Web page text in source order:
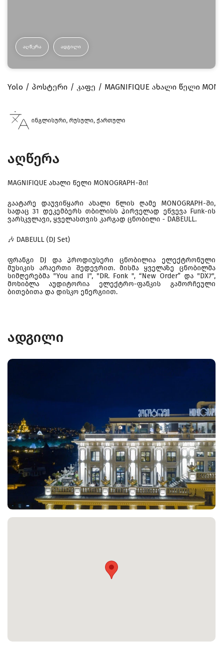
ᲐᲦᲬᲔᲠᲐ ᲐᲓᲒᲘᲚᲘ
Yolo პოსტერი კაფე MAGNIFIQUE ახალი წელი
ინგლისური, რუსული, ქართული
აღწერა
MAGNIFIQUE ახალი წელი MONOGRAPH-ში!
გაატარე დაუვიწყარი ახალი წლის ღამე MONOGRAPH-ში,
სადაც 31 დეკემბერს თბილისს პირველად ეწვევა Funk-ის
ვარსკვლავი, ყველასთვის კარგად ცნობილი - DABEULL.
🎶 DABEULL (DJ Set)
ფრანგი DJ და პროდიუსერი ცნობილია ელექტრონული
მუსიკის არაერთი შედევრით. მისმა ყველაზე ცნობილმა
სიმღერებმა "You and I", "DR. Fonk ", “New Order” და "DX7",
მოხიბლა აუდიტორია ელექტრო-ფანკის გამორჩეული
ბითებითა და დისკო ენერგიით.
ადგილი